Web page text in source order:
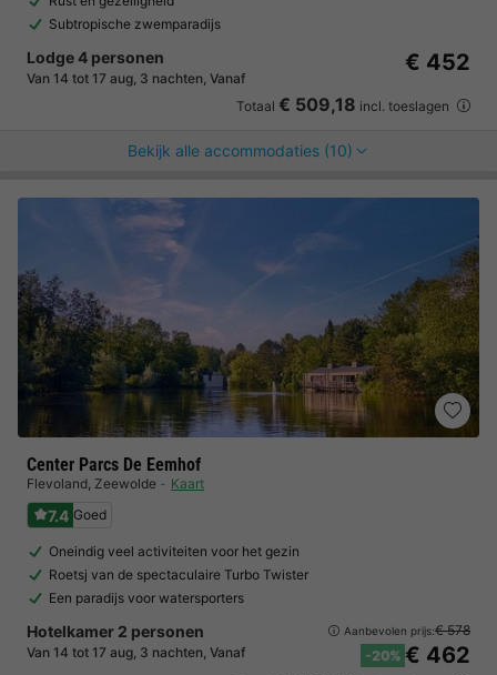
Subtropische zwemparadijs
Lodge 4 personen
Van 14 tot 17 aug, 3 nachten, Vanaf
€ 452
Totaal € 509,18 incl. toeslagen
Bekijk alle accommodaties (10)
Center Parcs De Eemhof
Flevoland, Zeewolde Kaart
7.4 Goed
Oneindig veel activiteiten voor het gezin
Roetsj van de spectaculaire Turbo Twister
Een paradijs voor watersporters
Hotelkamer 2 personen
Van 14 tot 17 aug, 3 nachten, Vanaf
Aanbevolen prijs:€ 578
-20% € 462